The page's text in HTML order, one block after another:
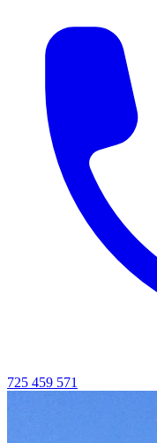
725 459 571